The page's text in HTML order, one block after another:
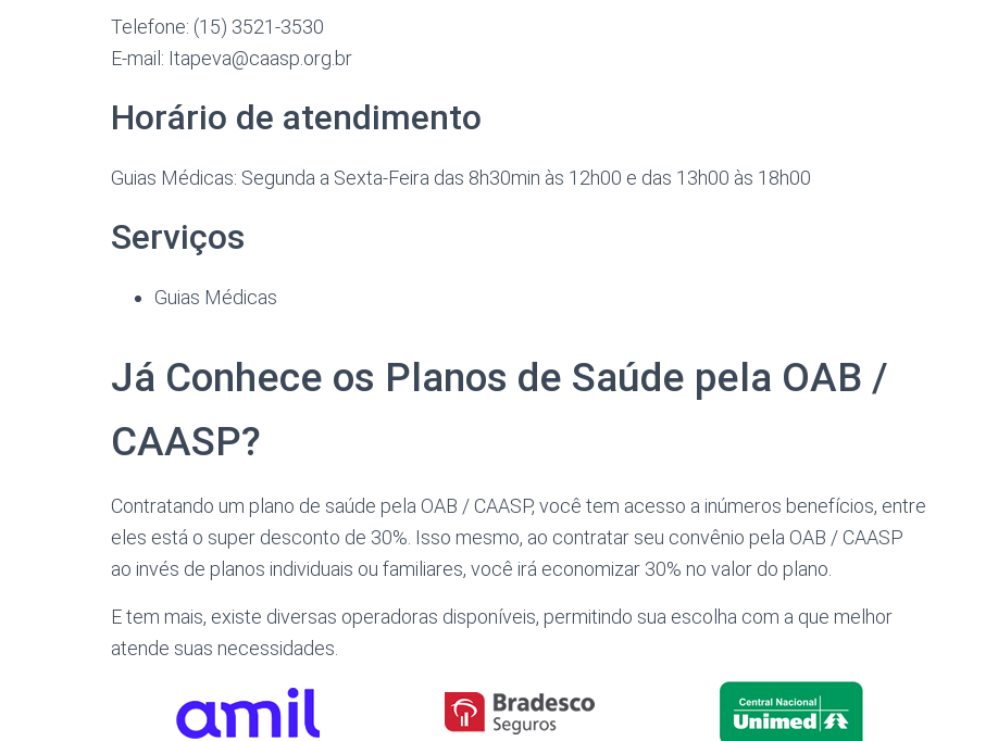
Telefone: (15) 3521-3530
E-mail: Itapeva@caasp.org.br
Horário de atendimento
Guias Médicas: Segunda a Sexta-Feira das 8h30min às 12h00 e das 13h00 às 18h00
Serviços
Guias Médicas
Já Conhece os Planos de Saúde pela OAB /
CAASP?
Contratando um plano de saúde pela OAB / CAASP, você tem acesso a inúmeros benefícios, entre
eles está o super desconto de 30%. Isso mesmo, ao contratar seu convênio pela OAB / CAASP
ao invés de planos individuais ou familiares, você irá economizar 30% no valor do plano.
E tem mais, existe diversas operadoras disponíveis, permitindo sua escolha com a que melhor
atende suas necessidades.